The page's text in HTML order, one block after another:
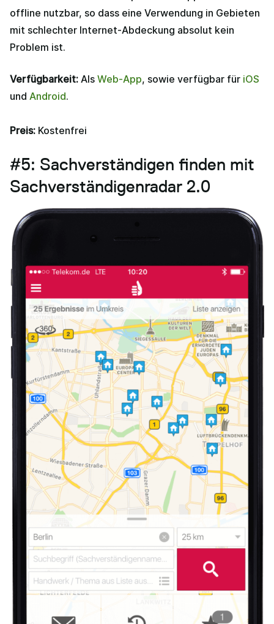
offline nutzbar, so dass eine Verwendung in Gebieten
mit schlechter Internet-Abdeckung absolut kein
Problem ist.
Verfügbarkeit: Als Web-App, sowie verfügbar für iOS
und Android.
Preis: Kostenfrei
#5: Sachverständigen finden mit
Sachverständigenradar 2.0